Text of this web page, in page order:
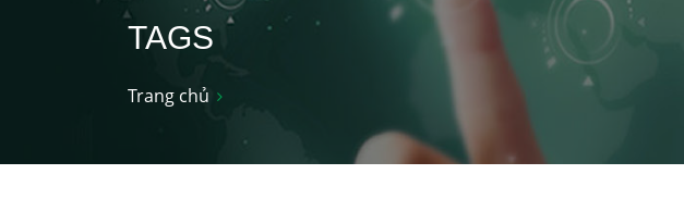
TAGS
Trang chủ